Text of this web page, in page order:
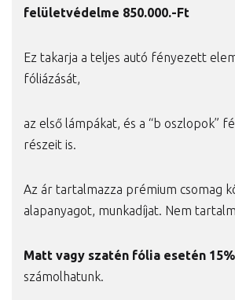
felületvédelme 850.000.-Ft
Ez takarja a teljes autó fényezett
fóliázását,
az első lámpákat, és a “b oszlopok”
részeit is.
Az ár tartalmazza prémium csomag
alapanyagot, munkadíjat. Nem
Matt vagy szatén fólia esetén 15%
számolhatunk.